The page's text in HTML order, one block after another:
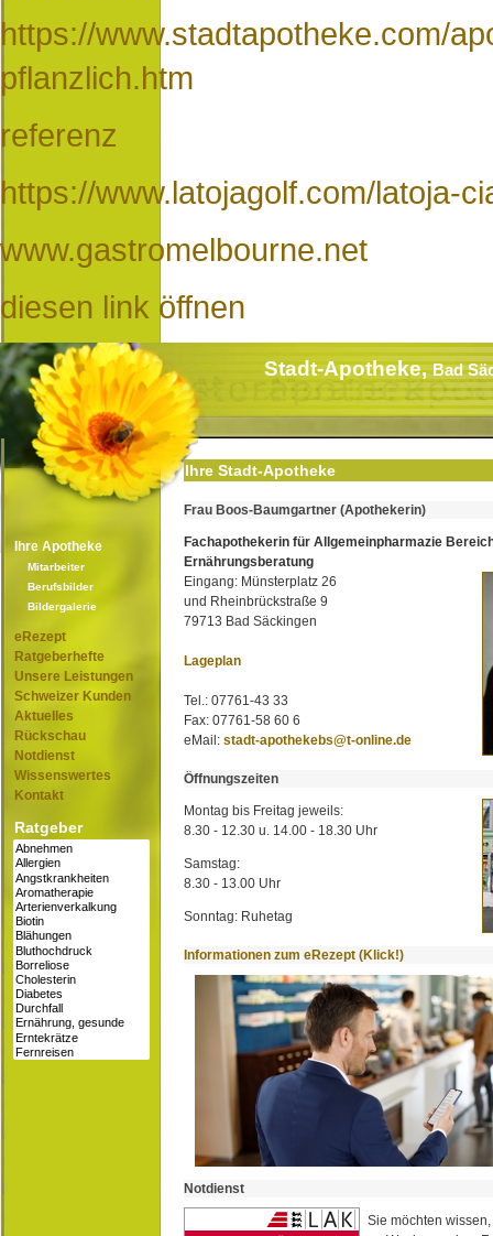
https://www.stadtapotheke.com/
pflanzlich.htm
referenz
https://www.latojagolf.com/latoja-
www.gastromelbourne.net
diesen link öffnen
Stadt-Apotheke,Bad
Ihre Apotheke
Mitarbeiter
Berufsbilder
Bildergalerie
eRezept
Ratgeberhefte
Unsere Leistungen
Schweizer Kunden
Aktuelles
Rückschau
Notdienst
Wissenswertes
Kontakt
Ratgeber
Ihre Stadt-Apotheke
Frau Boos-Baumgartner (Apothekerin)
Fachapothekerin für Allgemeinpharmazie
Ernährungsberatung
Eingang: Münsterplatz 26
und Rheinbrückstraße 9
79713 Bad Säckingen
Lageplan
Tel.: 07761-43 33
Fax: 07761-58 60 6
eMail: stadt-apothekebs@t-online.de
Öffnungszeiten
Montag bis Freitag jeweils:
8.30 - 12.30 u. 14.00 - 18.30 Uhr
Samstag:
8.30 - 13.00 Uhr
Sonntag: Ruhetag
Informationen zum eRezept (Klick!)
Notdienst
Sie möchten